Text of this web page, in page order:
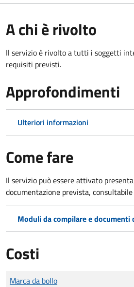
A chi è rivolto
Il servizio è rivolto a tutti i soggetti
requisiti previsti.
Approfondimenti
Ulteriori informazioni
Come fare
Il servizio può essere attivato
documentazione prevista,
Moduli da compilare e documenti
Costi
Tipo di pagamento
Importo
Marca da bollo